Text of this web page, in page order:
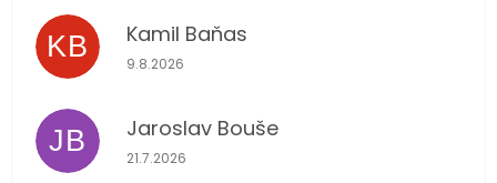
KB Kamil Baňas
Hodnocení obchodu je 5 z 5 hvězdiček.
9.8.2026
JB Jaroslav Bouše
Hodnocení obchodu je 5 z 5 hvězdiček.
21.7.2026